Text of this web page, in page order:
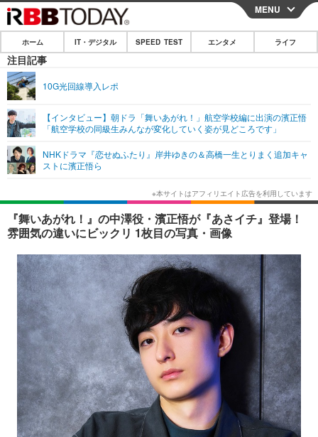
CLOSE
ホーム
IT・デジタル
ネタ ガジェット・ツール
ショッピング その他
エンタメ
エンタメTOP
韓国・芸能
音楽 スポーツ
ショッピング その他
ライフ
ライフTOP グルメ
ペット ショッピング
その他
リリース一覧
プッシュ通知の停止方法
MENU
ホーム IT・デジタル SPEED TEST エンタメ ライフ
注目記事
10G光回線導入レポ
【インタビュー】朝ドラ「舞いあがれ！」航空学校編に出演の濱正悟
「航空学校の同級生みんなが変化していく姿が見どころです」
NHKドラマ『恋せぬふたり』岸井ゆきの＆高橋一生とりまく追加キャ
ストに濱正悟ら
『舞いあがれ！』の中澤役・濱正悟が『あさイチ』登場！
雰囲気の違いにビックリ 1枚目の写真・画像